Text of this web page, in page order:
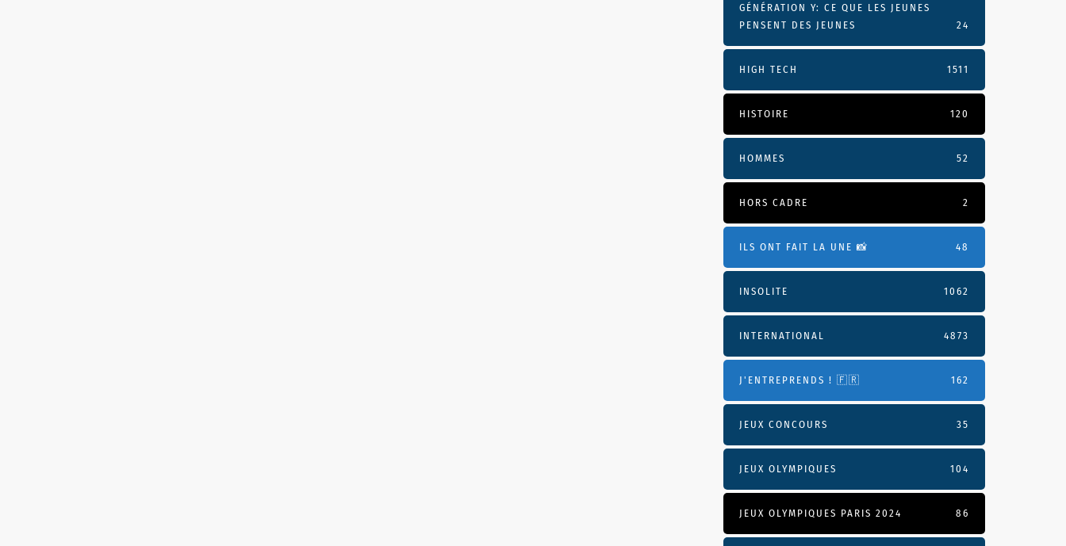
GÉNÉRATION Y: CE QUE LES JEUNES
PENSENT DES JEUNES
24
HIGH TECH 1511
HISTOIRE 120
HOMMES 52
HORS CADRE 2
ILS ONT FAIT LA UNE 📸 48
INSOLITE 1062
INTERNATIONAL 4873
J'ENTREPRENDS ! 🇫🇷 162
JEUX CONCOURS 35
JEUX OLYMPIQUES 104
JEUX OLYMPIQUES PARIS 2024 86